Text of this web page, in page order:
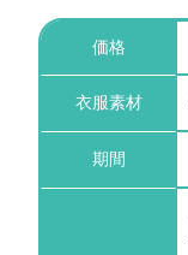
価格
衣服素材
期間